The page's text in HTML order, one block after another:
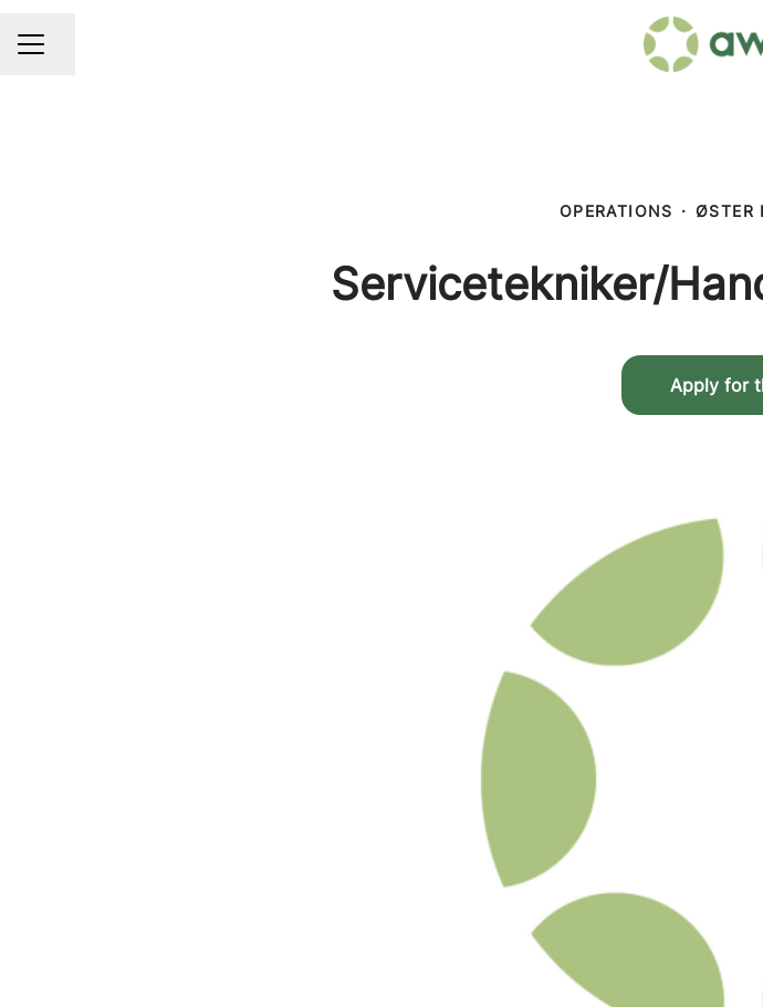
CAREER MENU
Share page
OPERATIONS · ØSTER
Servicetekniker/
Apply for